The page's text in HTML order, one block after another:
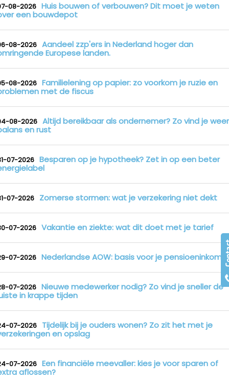
08-2026 Huis bouwen of verbouwen? Dit moet je weten
een bouwdepot
08-2026 Aandeel zzp'ers in Nederland hoger dan
Europese landen.
08-2026 Familielening op papier: zo voorkom je ruzie en
met de fiscus
08-2026 Altijd bereikbaar als ondernemer? Zo vind je weer
en rust
07-2026 Besparen op je hypotheek? Zet in op een beter
07-2026 Zomerse stormen: wat je verzekering niet dekt
07-2026 Vakantie en ziekte: wat dit doet met je tarief
07-2026 Nederlandse AOW: basis voor je
07-2026 Nieuwe medewerker nodig? Zo vind je sneller de
in krappe tijden
07-2026 Tijdelijk bij je ouders wonen? Zo zit het met je
en opslag
07-2026 Een financiële meevaller: kies je voor sparen of
aflossen?